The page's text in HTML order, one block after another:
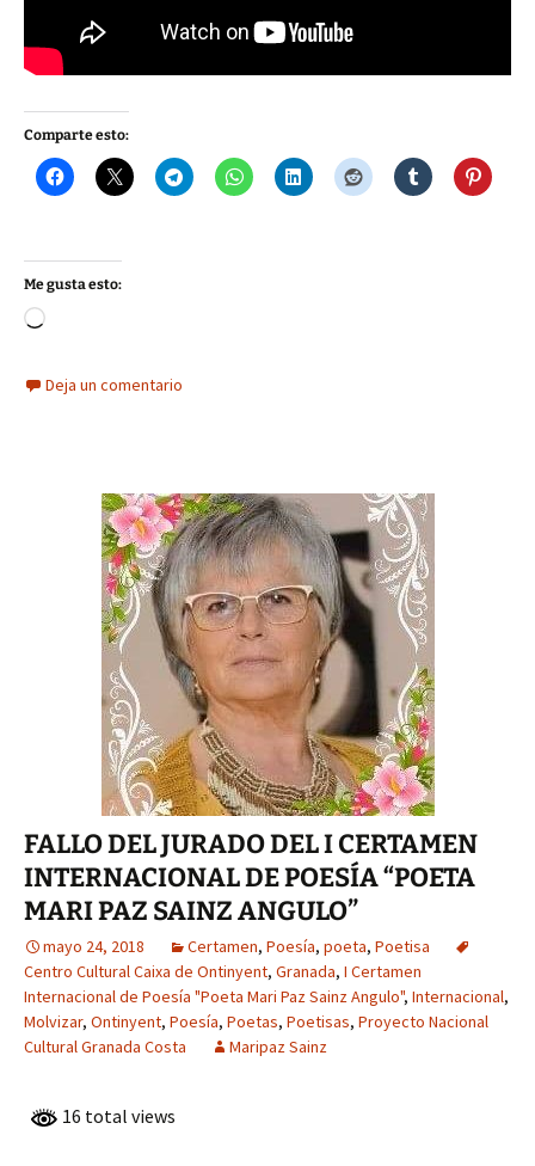
Comparte esto:
Me gusta esto:
Cargando...
Deja un comentario
FALLO DEL JURADO DEL I CERTAMEN
INTERNACIONAL DE POESÍA “POETA
MARI PAZ SAINZ ANGULO”
mayo 24, 2018 Certamen, Poesía, poeta, Poetisa
Centro Cultural Caixa de Ontinyent, Granada, I Certamen
Internacional de Poesía "Poeta Mari Paz Sainz Angulo", Internacional,
Molvizar, Ontinyent, Poesía, Poetas, Poetisas, Proyecto Nacional
Cultural Granada Costa
Maripaz Sainz
16 total views